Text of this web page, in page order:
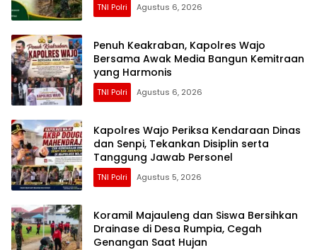
TNI Polri Agustus 6, 2026
Penuh Keakraban, Kapolres Wajo
Bersama Awak Media Bangun Kemitraan
yang Harmonis
TNI Polri Agustus 6, 2026
Kapolres Wajo Periksa Kendaraan Dinas
dan Senpi, Tekankan Disiplin serta
Tanggung Jawab Personel
TNI Polri Agustus 5, 2026
Koramil Majauleng dan Siswa Bersihkan
Drainase di Desa Rumpia, Cegah
Genangan Saat Hujan